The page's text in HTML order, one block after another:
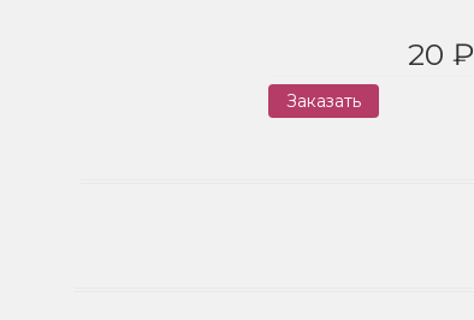
20 ₽
Заказать